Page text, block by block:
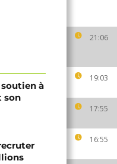
21:06
19:03
17:55
16:55
soutien à
son